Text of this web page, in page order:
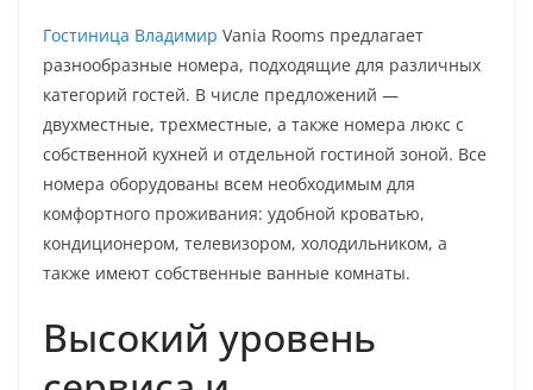
Гостиница Владимир Vania Rooms предлагает
разнообразные номера, подходящие для различных
категорий гостей. В числе предложений —
двухместные, трехместные, а также номера люкс с
собственной кухней и отдельной гостиной зоной. Все
номера оборудованы всем необходимым для
комфортного проживания: удобной кроватью,
кондиционером, телевизором, холодильником, а
также имеют собственные ванные комнаты.
Высокий уровень